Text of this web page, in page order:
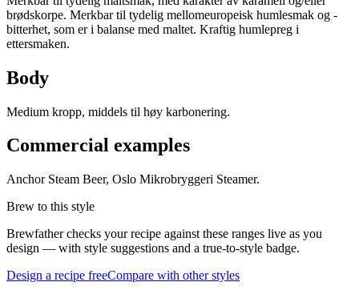
brødskorpe. Merkbar til tydelig mellomeuropeisk humlesmak og -
bitterhet, som er i balanse med maltet. Kraftig humlepreg i
ettersmaken.
Body
Medium kropp, middels til høy karbonering.
Commercial examples
Anchor Steam Beer, Oslo Mikrobryggeri Steamer.
Brew to this style
Brewfather checks your recipe against these ranges live as you
design — with style suggestions and a true-to-style badge.
Design a recipe freeCompare with other styles